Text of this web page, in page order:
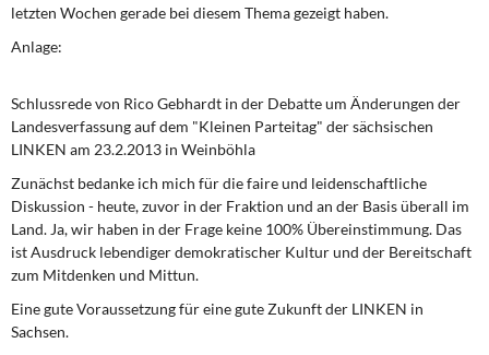
letzten Wochen gerade bei diesem Thema gezeigt haben.
Anlage:
Schlussrede von Rico Gebhardt in der Debatte um Änderungen der
Landesverfassung auf dem "Kleinen Parteitag" der sächsischen
LINKEN am 23.2.2013 in Weinböhla
Zunächst bedanke ich mich für die faire und leidenschaftliche
Diskussion - heute, zuvor in der Fraktion und an der Basis überall im
Land. Ja, wir haben in der Frage keine 100% Übereinstimmung. Das
ist Ausdruck lebendiger demokratischer Kultur und der Bereitschaft
zum Mitdenken und Mittun.
Eine gute Voraussetzung für eine gute Zukunft der LINKEN in
Sachsen.